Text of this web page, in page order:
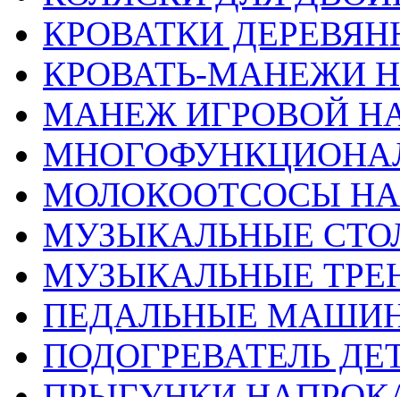
КРОВАТКИ
КРОВАТЬ-МАНЕЖИ
МАНЕЖ ИГРОВОЙ
МОЛОКООТСОСЫ
МУЗЫКАЛЬНЫЕ
МУЗЫКАЛЬНЫЕ
ПЕДАЛЬНЫЕ
ПОДОГРЕВАТЕЛЬ